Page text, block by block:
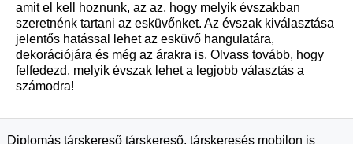
amit el kell hoznunk, az az, hogy melyik évszakban
szeretnénk tartani az esküvőnket. Az évszak kiválasztása
jelentős hatással lehet az esküvő hangulatára,
dekorációjára és még az árakra is. Olvass tovább, hogy
felfedezd, melyik évszak lehet a legjobb választás a
számodra!
Diplomás társkereső társkereső, társkeresés mobilon is